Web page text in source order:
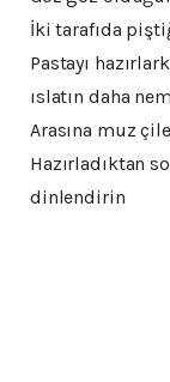
İki tarafıda
Pastayı
ıslatın daha
Arasına muz
Hazırladıktan
dinlendirin